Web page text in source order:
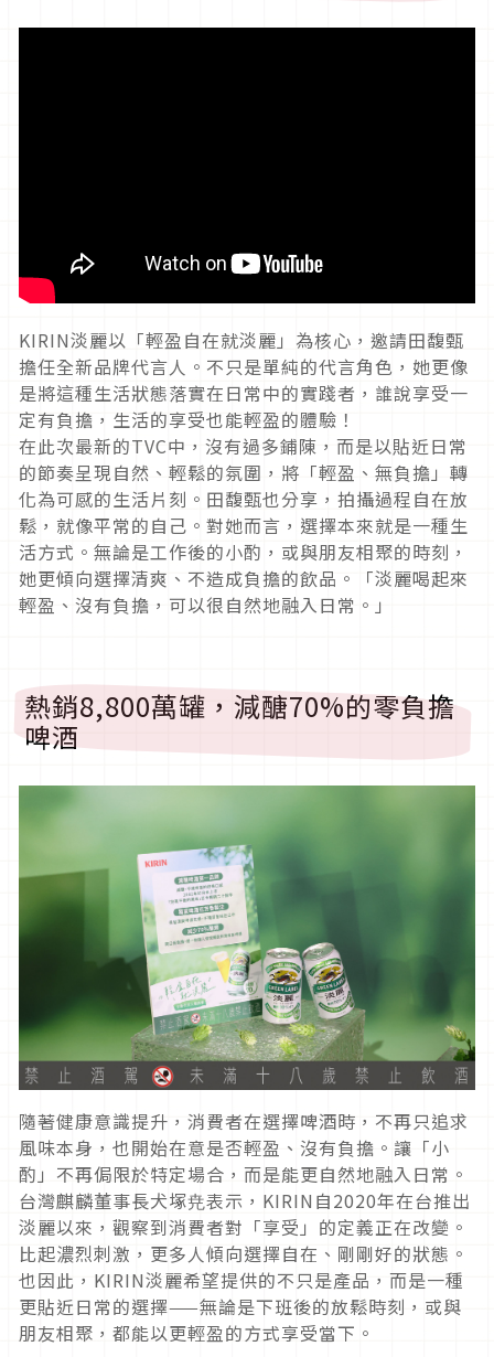
KIRIN淡麗以「輕盈自在就淡麗」為核心，邀請田馥甄
擔任全新品牌代言人。不只是單純的代言角色，她更像
是將這種生活狀態落實在日常中的實踐者，誰說享受一
定有負擔，生活的享受也能輕盈的體驗！
在此次最新的TVC中，沒有過多鋪陳，而是以貼近日常
的節奏呈現自然、輕鬆的氛圍，將「輕盈、無負擔」轉
化為可感的生活片刻。田馥甄也分享，拍攝過程自在放
鬆，就像平常的自己。對她而言，選擇本來就是一種生
活方式。無論是工作後的小酌，或與朋友相聚的時刻，
她更傾向選擇清爽、不造成負擔的飲品。「淡麗喝起來
輕盈、沒有負擔，可以很自然地融入日常。」
熱銷8,800萬罐，減醣70%的零負擔
啤酒
隨著健康意識提升，消費者在選擇啤酒時，不再只追求
風味本身，也開始在意是否輕盈、沒有負擔。讓「小
酌」不再侷限於特定場合，而是能更自然地融入日常。
台灣麒麟董事長犬塚尭表示，KIRIN自2020年在台推出
淡麗以來，觀察到消費者對「享受」的定義正在改變。
比起濃烈刺激，更多人傾向選擇自在、剛剛好的狀態。
也因此，KIRIN淡麗希望提供的不只是產品，而是一種
更貼近日常的選擇——無論是下班後的放鬆時刻，或與
朋友相聚，都能以更輕盈的方式享受當下。